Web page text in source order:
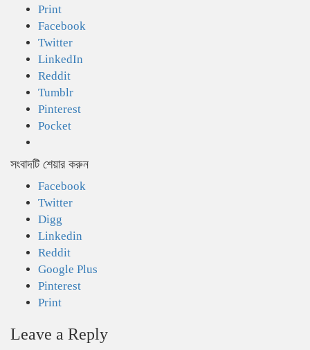
Print
Facebook
Twitter
LinkedIn
Reddit
Tumblr
Pinterest
Pocket
সংবাদটি শেয়ার করুন
Facebook
Twitter
Digg
Linkedin
Reddit
Google Plus
Pinterest
Print
Leave a Reply